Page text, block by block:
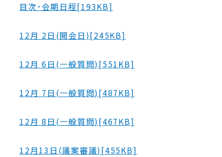
目次･会期日程[193KB]
12月 2日(開会日)[245KB]
12月 6日(一般質問)[551KB]
12月 7日(一般質問)[487KB]
12月 8日(一般質問)[467KB]
12月13日(議案審議)[455KB]